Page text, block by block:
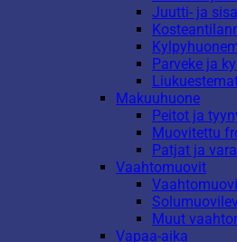
Juutti- ja
Parveke ja
Makuuhuone
Peitot ja
Muovitettu
Patjat ja
Vaahtomuovit
Muut
Vapaa-aika